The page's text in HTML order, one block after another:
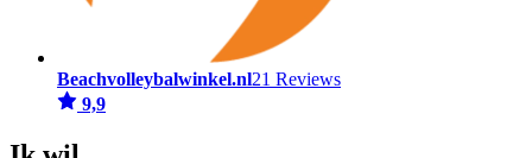
Beachvolleybalwinkel.nl21 Reviews
9,9